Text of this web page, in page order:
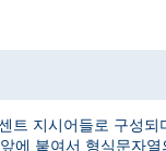
트 지시어들로 구성
에 붙여서 형식문자